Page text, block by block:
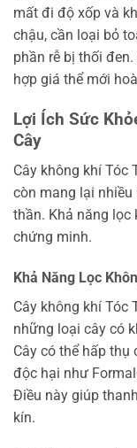
mất đi độ xốp và
chậu, cần loại bỏ
phần rễ bị thối
hợp giá thể mới
Lợi Ích Sức
Cây
Cây không khí Tóc
còn mang lại
thần. Khả năng
chứng minh.
Khả Năng Lọc
Cây không khí Tóc
những loại cây có
Cây có thể hấp thụ
độc hại như
Điều này giúp
kín.